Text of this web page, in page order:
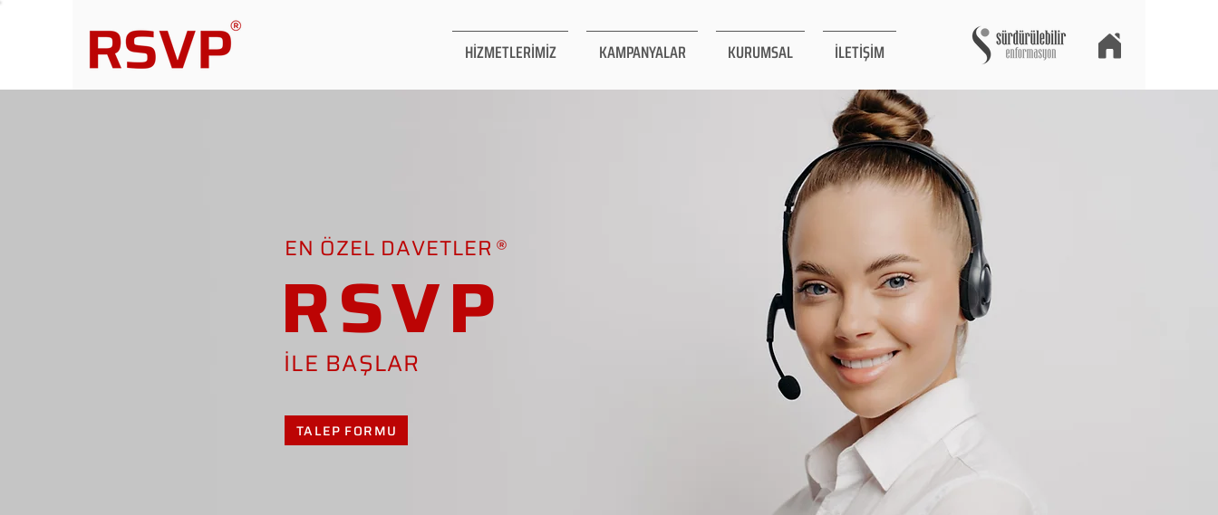
HİZMETLERİMİZ KAMPANYALAR KURUMSAL İLETİŞİM
EN ÖZEL DAVETLER
RSVP
İLE BAŞLAR
TALEP FORMU